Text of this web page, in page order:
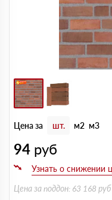
Цена за шт. м2 м3
94 руб
Цена за поддон: 63 168 руб